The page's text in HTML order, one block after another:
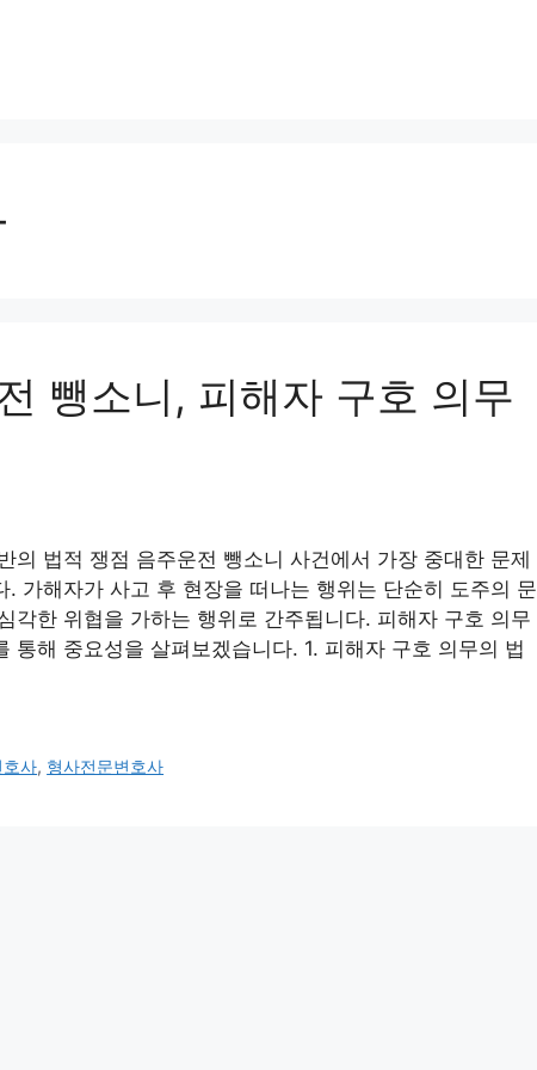
뺑소니, 피해자 구호 의무
의 법적 쟁점 음주운전 뺑소니 사건에서 가장 중대한 문제
가해자가 사고 후 현장을 떠나는 행위는 단순히 도주의 문
각한 위협을 가하는 행위로 간주됩니다. 피해자 구호 의무
통해 중요성을 살펴보겠습니다. 1. 피해자 구호 의무의 법
호사, 형사전문변호사